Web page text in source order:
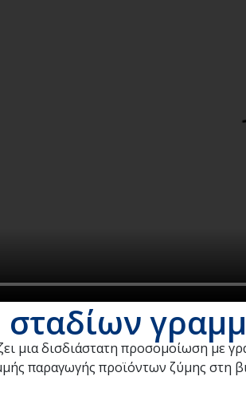
μια δισδιάστατη προσομοίωση με
παραγωγής προϊόντων ζύμης στη